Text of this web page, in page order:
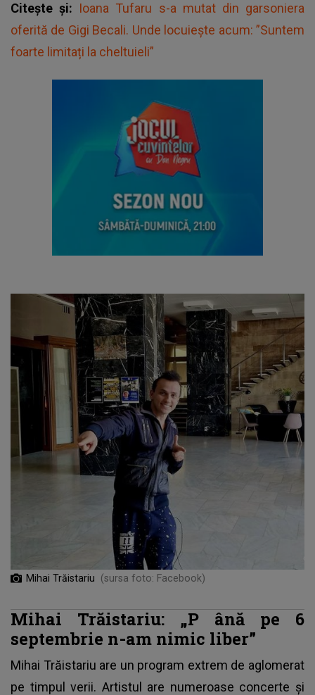
Citește și: Ioana Tufaru s-a mutat din garsoniera
oferită de Gigi Becali. Unde locuiește acum: ”Suntem
foarte limitați la cheltuieli”
Mihai Trăistariu (sursa foto: Facebook)
Mihai Trăistariu: „P ână pe 6
septembrie n-am nimic liber”
Mihai Trăistariu are un program extrem de aglomerat
pe timpul verii. Artistul are numeroase concerte și